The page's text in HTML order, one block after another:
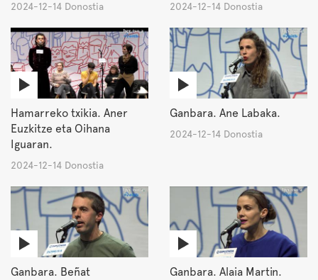
2024-12-14 Donostia 2024-12-14 Donostia
Hamarreko txikia. Aner
Euzkitze eta Oihana
Iguaran.
2024-12-14 Donostia
Ganbara. Ane Labaka.
2024-12-14 Donostia
Ganbara. Beñat
Ganbara. Alaia Martin.